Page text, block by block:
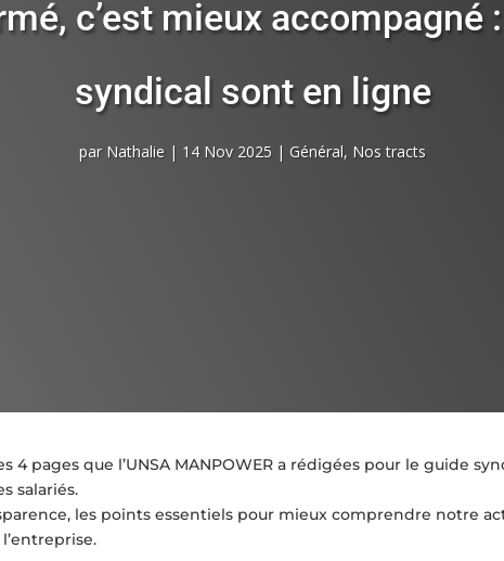
c’est mieux accompagné
syndical sont en ligne
par Nathalie | 14 Nov 2025 | Général, Nos tracts
4 pages que l’UNSA MANPOWER a rédigées pour le guide
salariés.
les points essentiels pour mieux comprendre notre